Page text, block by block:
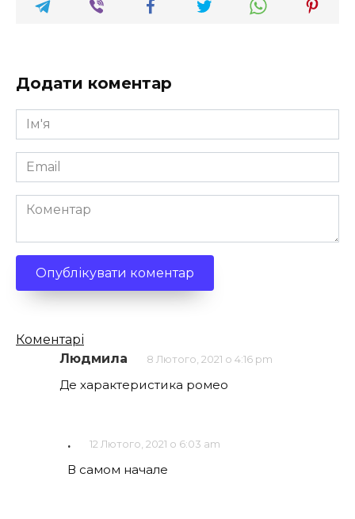
Додати коментар
Ім'я
*
Email
*
Коментар
Кількість
коментарів
Коментарі
Людмила
8 Лютого, 2021 о 4:16 pm
Де характеристика ромео
. 12 Лютого, 2021 о 6:03 am
В самом начале